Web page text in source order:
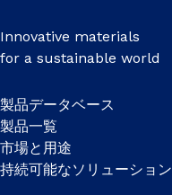
Innovative materials
for a sustainable world
製品データベース
製品一覧
市場と用途
持続可能なソリューション